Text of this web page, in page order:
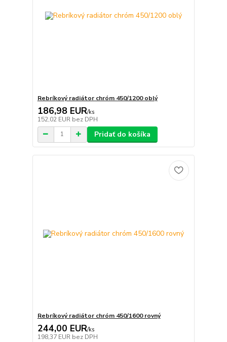
Rebríkový radiátor chróm 450/1200 oblý
186,98 EUR/ks
152,02 EUR bez DPH
Pridať do košíka
Rebríkový radiátor chróm 450/1600 rovný
244,00 EUR/ks
198,37 EUR bez DPH